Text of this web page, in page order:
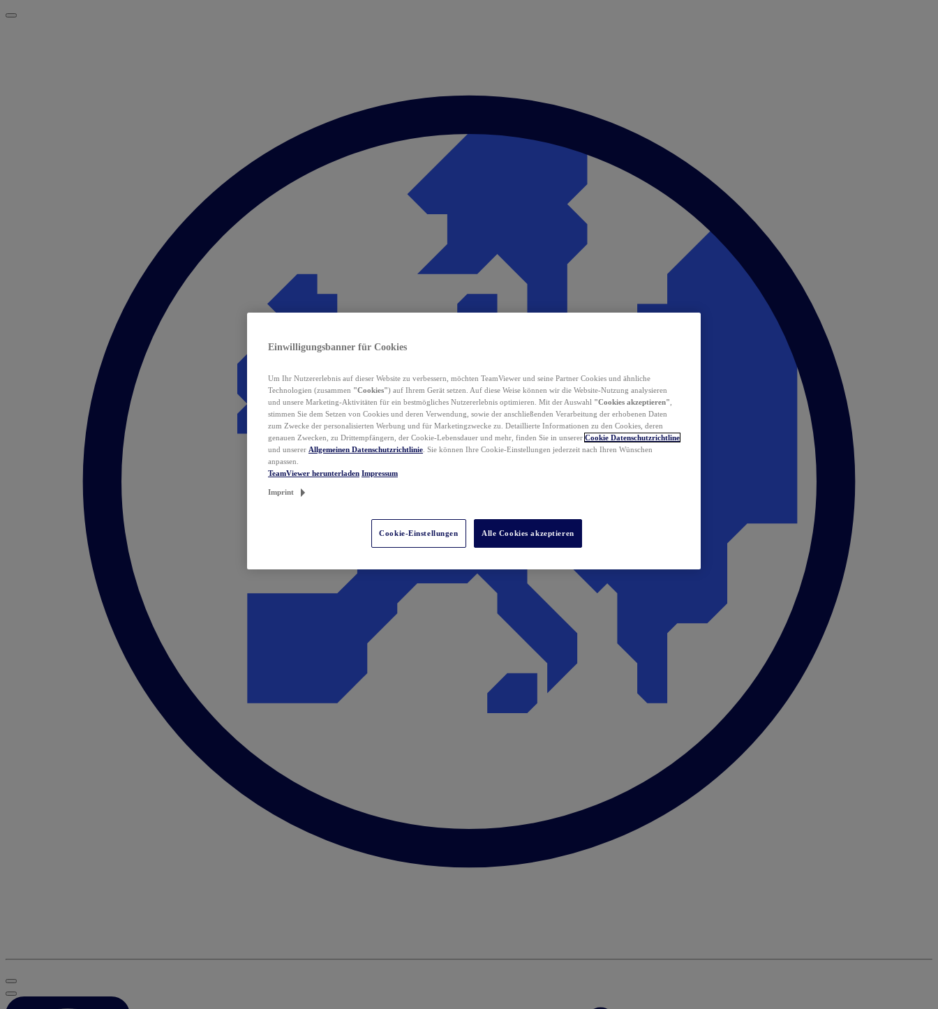
Einwilligungsbanner für Cookies
Um Ihr Nutzererlebnis auf dieser Website zu verbessern, möchten TeamViewer und seine Partner Cookies und ähnliche
Technologien (zusammen "Cookies") auf Ihrem Gerät setzen. Auf diese Weise können wir die Website-Nutzung analysieren
und unsere Marketing-Aktivitäten für ein bestmögliches Nutzererlebnis optimieren. Mit der Auswahl "Cookies akzeptieren"
stimmen Sie dem Setzen von Cookies und deren Verwendung, sowie der anschließenden Verarbeitung der erhobenen Daten
zum Zwecke der personalisierten Werbung und für Marketingzwecke zu. Detaillierte Informationen zu den Cookies, deren
genauen Zwecken, zu Drittempfängern, der Cookie-Lebensdauer und mehr, finden Sie in unserer Cookie Datenschutzrichtline
und unserer Allgemeinen Datenschutzrichtlinie . Sie können Ihre Cookie-Einstellungen jederzeit nach Ihren Wünschen
anpassen.
TeamViewer herunterladen Impressum
Imprint
Cookie-Einstellungen Alle Cookies akzeptieren